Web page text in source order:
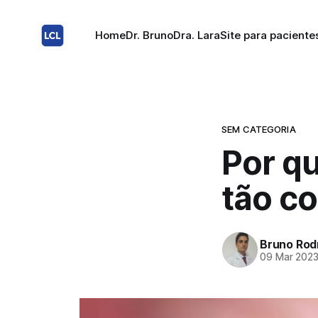
HomeDr. BrunoDra. LaraSite para
SEM CATEGORIA
Por
tão
Bruno
09 Mar